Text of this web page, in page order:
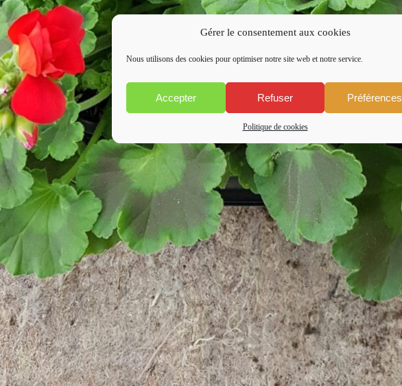
Gérer le consentement aux cookies
Nous utilisons des cookies pour optimiser notre site web et notre service.
Accepter Refuser Préférences
Politique de cookies